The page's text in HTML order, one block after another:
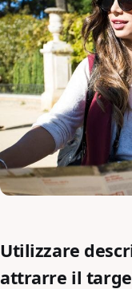
Utilizzare
attrarre il